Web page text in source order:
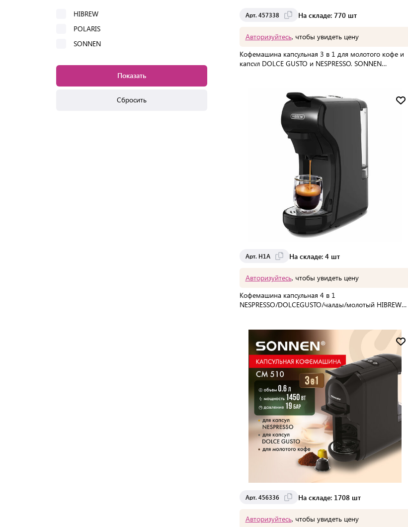
HIBREW
POLARIS
SONNEN
Показать
Сбросить
Арт. 457338 На складе: 770 шт
Авторизуйтесь, чтобы увидеть цену
Кофемашина капсульная 3 в 1 для молотого кофе и
капсул DOLCE GUSTO и NESPRESSO, SONNEN
Доставка от 2 до 3 дней
Арт. H1A На складе: 4 шт
Авторизуйтесь, чтобы увидеть цену
Кофемашина капсульная 4 в 1
NESPRESSO/DOLCEGUSTO/чалды/молотый HIBREW
Мин. партия: 1 шт
Доставка от 2 до 3 дней
Арт. 456336 На складе: 1708 шт
Авторизуйтесь, чтобы увидеть цену